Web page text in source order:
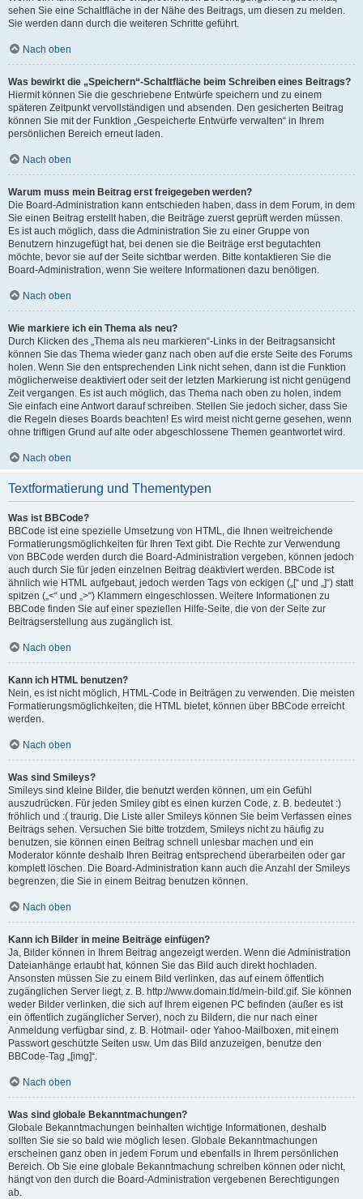
sehen Sie eine Schaltfläche in der Nähe des Beitrags, um diesen zu melden.
Sie werden dann durch die weiteren Schritte geführt.
Nach oben
Was bewirkt die „Speichern“-Schaltfläche beim Schreiben eines Beitrags?
Hiermit können Sie die geschriebene Entwürfe speichern und zu einem
späteren Zeitpunkt vervollständigen und absenden. Den gesicherten Beitrag
können Sie mit der Funktion „Gespeicherte Entwürfe verwalten“ in Ihrem
persönlichen Bereich erneut laden.
Nach oben
Warum muss mein Beitrag erst freigegeben werden?
Die Board-Administration kann entschieden haben, dass in dem Forum, in dem
Sie einen Beitrag erstellt haben, die Beiträge zuerst geprüft werden müssen.
Es ist auch möglich, dass die Administration Sie zu einer Gruppe von
Benutzern hinzugefügt hat, bei denen sie die Beiträge erst begutachten
möchte, bevor sie auf der Seite sichtbar werden. Bitte kontaktieren Sie die
Board-Administration, wenn Sie weitere Informationen dazu benötigen.
Nach oben
Wie markiere ich ein Thema als neu?
Durch Klicken des „Thema als neu markieren“-Links in der Beitragsansicht
können Sie das Thema wieder ganz nach oben auf die erste Seite des Forums
holen. Wenn Sie den entsprechenden Link nicht sehen, dann ist die Funktion
möglicherweise deaktiviert oder seit der letzten Markierung ist nicht genügend
Zeit vergangen. Es ist auch möglich, das Thema nach oben zu holen, indem
Sie einfach eine Antwort darauf schreiben. Stellen Sie jedoch sicher, dass Sie
die Regeln dieses Boards beachten! Es wird meist nicht gerne gesehen, wenn
ohne triftigen Grund auf alte oder abgeschlossene Themen geantwortet wird.
Nach oben
Textformatierung und Thementypen
Was ist BBCode?
BBCode ist eine spezielle Umsetzung von HTML, die Ihnen weitreichende
Formatierungsmöglichkeiten für Ihren Text gibt. Die Rechte zur Verwendung
von BBCode werden durch die Board-Administration vergeben, können jedoch
auch durch Sie für jeden einzelnen Beitrag deaktiviert werden. BBCode ist
ähnlich wie HTML aufgebaut, jedoch werden Tags von eckigen („[“ und „]“) statt
spitzen („<“ und „>“) Klammern eingeschlossen. Weitere Informationen zu
BBCode finden Sie auf einer speziellen Hilfe-Seite, die von der Seite zur
Beitragserstellung aus zugänglich ist.
Nach oben
Kann ich HTML benutzen?
Nein, es ist nicht möglich, HTML-Code in Beiträgen zu verwenden. Die meisten
Formatierungsmöglichkeiten, die HTML bietet, können über BBCode erreicht
werden.
Nach oben
Was sind Smileys?
Smileys sind kleine Bilder, die benutzt werden können, um ein Gefühl
auszudrücken. Für jeden Smiley gibt es einen kurzen Code, z. B. bedeutet :)
fröhlich und :( traurig. Die Liste aller Smileys können Sie beim Verfassen eines
Beitrags sehen. Versuchen Sie bitte trotzdem, Smileys nicht zu häufig zu
benutzen, sie können einen Beitrag schnell unlesbar machen und ein
Moderator könnte deshalb Ihren Beitrag entsprechend überarbeiten oder gar
komplett löschen. Die Board-Administration kann auch die Anzahl der Smileys
begrenzen, die Sie in einem Beitrag benutzen können.
Nach oben
Kann ich Bilder in meine Beiträge einfügen?
Ja, Bilder können in Ihrem Beitrag angezeigt werden. Wenn die Administration
Dateianhänge erlaubt hat, können Sie das Bild auch direkt hochladen.
Ansonsten müssen Sie zu einem Bild verlinken, das auf einem öffentlich
zugänglichen Server liegt, z. B. http://www.domain.tld/mein-bild.gif. Sie können
weder Bilder verlinken, die sich auf Ihrem eigenen PC befinden (außer es ist
ein öffentlich zugänglicher Server), noch zu Bildern, die nur nach einer
Anmeldung verfügbar sind, z. B. Hotmail- oder Yahoo-Mailboxen, mit einem
Passwort geschützte Seiten usw. Um das Bild anzuzeigen, benutze den
BBCode-Tag „[img]“.
Nach oben
Was sind globale Bekanntmachungen?
Globale Bekanntmachungen beinhalten wichtige Informationen, deshalb
sollten Sie sie so bald wie möglich lesen. Globale Bekanntmachungen
erscheinen ganz oben in jedem Forum und ebenfalls in Ihrem persönlichen
Bereich. Ob Sie eine globale Bekanntmachung schreiben können oder nicht,
hängt von den durch die Board-Administration vergebenen Berechtigungen
ab.